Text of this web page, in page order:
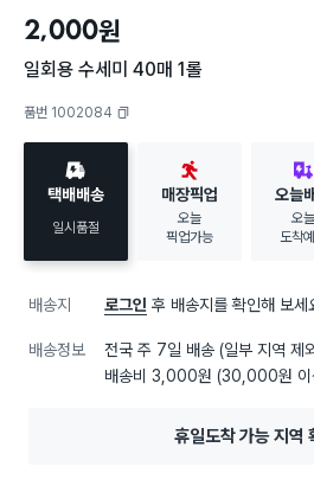
2,000원
일회용 수세미 40매 1롤
품번 1002084
택배배송
일시품절
매장픽업
오늘
픽업가능
오늘
오늘
도착
배송지 로그인 후 배송지를 확인해 보세
배송정보 전국 주 7일 배송 (일부 지역 제
배송비 3,000원 (30,000원 이
휴일도착 가능 지역